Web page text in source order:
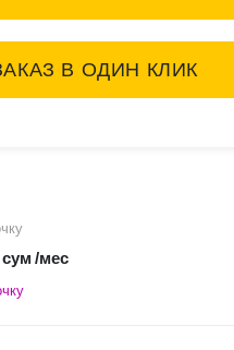
В ОДИН КЛИК
сум /мес